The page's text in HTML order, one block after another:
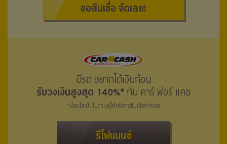
ขอสินเชื่อ จัดเลย!
มีรถ อยากได้เงินก้อน
รับวงเงินสูงสุด 140%* กับ คาร์ ฟอร์ แคช
*เงื่อนไขเป็นไปตามผู้ให้บริการสินเชื่อกำหนด
รีไฟแนนซ์